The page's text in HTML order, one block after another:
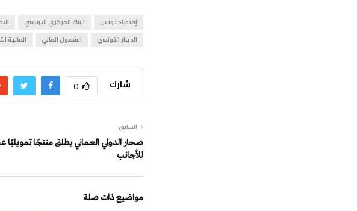
إقتصاد تونس البنك المركزي التونسي
الدينار التونسي
الشمول المالي المالية
شارك 0
السابق
صحار الدولي العماني يطلق منتجًا تمويليًا
للأجانب
مواضيع ذات صلة